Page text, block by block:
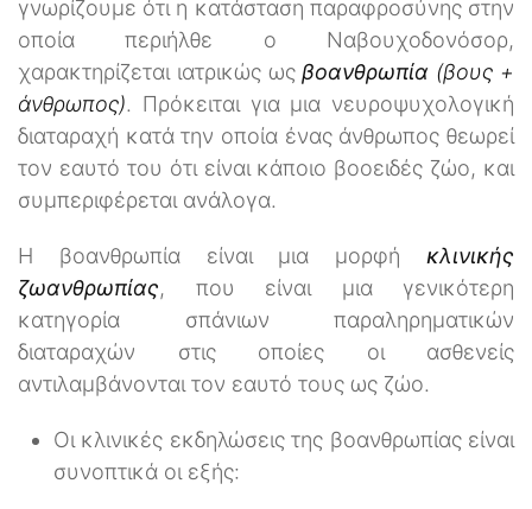
γνωρίζουμε ότι η κατάσταση παραφροσύνης στην
οποία περιήλθε ο Ναβουχοδονόσορ,
χαρακτηρίζεται ιατρικώς ωςβοανθρωπία (βους +
άνθρωπος). Πρόκειται για μια νευροψυχολογική
διαταραχή κατά την οποία ένας άνθρωπος θεωρεί
τον εαυτό του ότι είναι κάποιο βοοειδές ζώο, και
συμπεριφέρεται ανάλογα.
Η βοανθρωπία είναι μια μορφή κλινικής
ζωανθρωπίας, που είναι μια γενικότερη
κατηγορία σπάνιων παραληρηματικών
διαταραχών στις οποίες οι ασθενείς
αντιλαμβάνονται τον εαυτό τους ως ζώο.
Οι κλινικές εκδηλώσεις της βοανθρωπίας είναι
συνοπτικά οι εξής: